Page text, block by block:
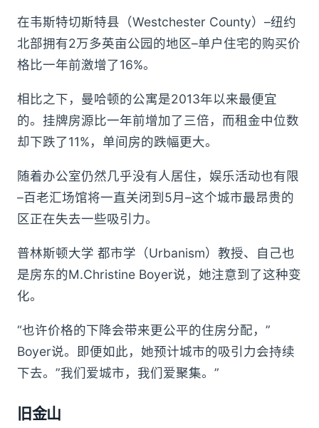
在韦斯特切斯特县（Westchester County）–纽约
北部拥有2万多英亩公园的地区–单户住宅的购买价
格比一年前激增了16%。
相比之下，曼哈顿的公寓是2013年以来最便宜
的。挂牌房源比一年前增加了三倍，而租金中位数
却下跌了11%，单间房的跌幅更大。
随着办公室仍然几乎没有人居住，娱乐活动也有限
–百老汇场馆将一直关闭到5月–这个城市最昂贵的
区正在失去一些吸引力。
普林斯顿大学 都市学（Urbanism）教授、自己也
是房东的M.Christine Boyer说，她注意到了这种变
化。
“也许价格的下降会带来更公平的住房分配，”
Boyer说。即便如此，她预计城市的吸引力会持续
下去。”我们爱城市，我们爱聚集。”
旧金山